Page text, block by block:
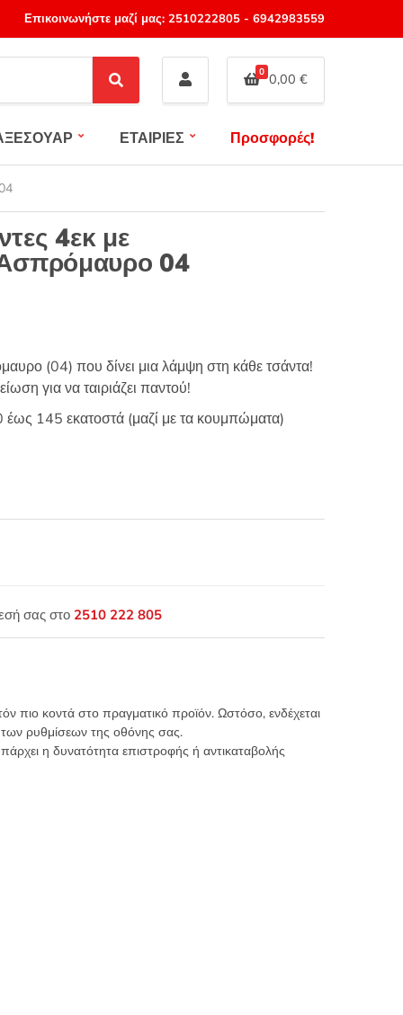
Επικοινωνήστε μαζί μας: 2510222805- 6942983559
S
e
c
0 0,00 €
ΕΤΑΙΡΙΕΣ Προσφορές!
4εκ με
04
(04) που δίνει μια λάμψη στη κάθε τσάντα!
για να ταιριάζει παντού!
145 εκατοστά (μαζί με τα κουμπώματα)
σας στο 2510 222 805
πιο κοντά στο πραγματικό προϊόν. Ωστόσο, ενδέχεται
ρυθμίσεων της οθόνης σας.
η δυνατότητα επιστροφής ή αντικαταβολής